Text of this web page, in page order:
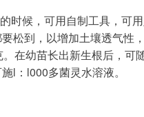
时候，可用自制工具，可
松到，以增加土壤透气
在幼苗长出新生根后，可
l：l000多菌灵水溶液。